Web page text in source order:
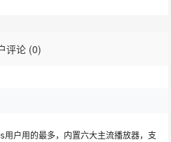
评论 (0)
户用的最多，内置六大主流播放器，支